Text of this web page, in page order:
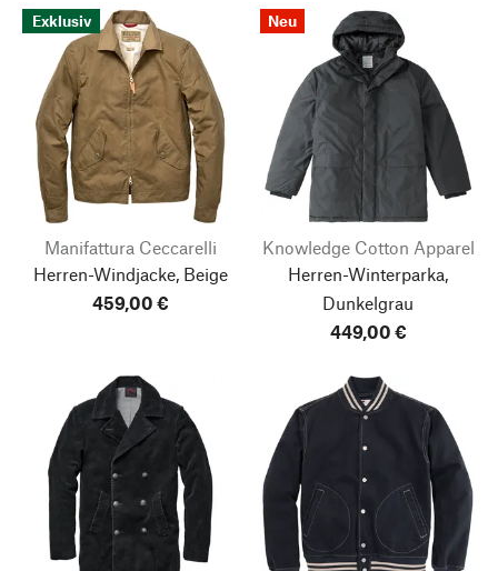
Exklusiv
Manifattura Ceccarelli
Herren-Windjacke, Beige
459,00 €
Neu
Knowledge Cotton Apparel
Herren-Winterparka,
Dunkelgrau
449,00 €